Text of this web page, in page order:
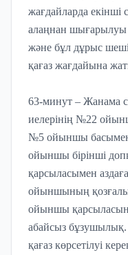
жағдайларда екінші
алаңнан шығарылуы
және бұл дұрыс
қағаз жағдайына
63-минут – Жанама
иелерінің №22
№5 ойыншы басымен
ойыншы бірінші
қарсыласымен
ойыншының
ойыншы қарсыласын
абайсыз
қағаз көрсетілуі